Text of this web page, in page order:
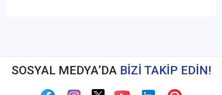
SOSYAL MEDYA’DA BİZİ TAKİP EDİN!